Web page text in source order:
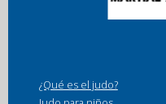
¿Qué es el judo?